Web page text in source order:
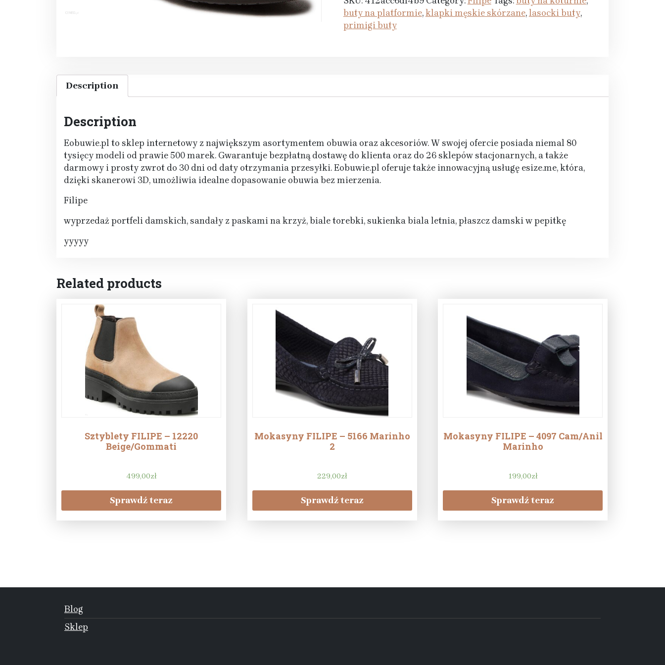
buty na platformie,klapki męskie skórzane,lasocki buty,
primigi buty
Description
Description
Eobuwie.pl to sklep internetowy z największym asortymentem obuwia oraz akcesoriów. W swojej ofercie posiada niemal 80
tysięcy modeli od prawie 500 marek. Gwarantuje bezpłatną dostawę do klienta oraz do 26 sklepów stacjonarnych, a także
darmowy i prosty zwrot do 30 dni od daty otrzymania przesyłki. Eobuwie.pl oferuje także innowacyjną usługę esize.me, która,
dzięki skanerowi 3D, umożliwia idealne dopasowanie obuwia bez mierzenia.
Filipe
wyprzedaż portfeli damskich, sandały z paskami na krzyż, biale torebki, sukienka biala letnia, płaszcz damski w pepitkę
yyyyy
Related products
Sztyblety FILIPE – 12220
Beige/Gommati
499,00zł
Sprawdź teraz
Mokasyny FILIPE – 5166 Marinho
2
229,00zł
Sprawdź teraz
Mokasyny FILIPE – 4097 Cam/Anil
Marinho
199,00zł
Sprawdź teraz
Blog
Sklep